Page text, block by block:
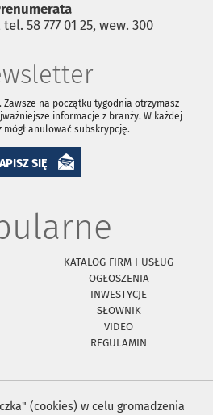
58 777 01 25, wew. 300
na początku tygodnia otrzymasz
informacje z branży. W każdej
mógł anulować subskrypcję.
SIĘ
KATALOG FIRM I USŁUG
OGŁOSZENIA
INWESTYCJE
SŁOWNIK
VIDEO
REGULAMIN
(cookies) w celu gromadzenia